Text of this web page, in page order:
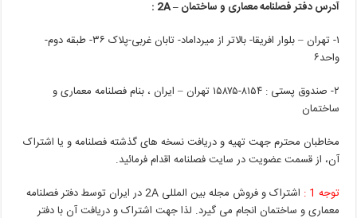
آدرس دفتر فصلنامه معماری و ساختمان – 2A :
۱- تهران – بلوار افریقا- بالاتر از میرداماد- تابان غربی-پلاک ۳۶- طبقه دوم-
واحد۶
۲- صندوق پستی : ۸۱۵۴-۱۵۸۷۵ تهران – ایران ، بنام فصلنامه معماری و
ساختمان
مخاطبان محترم جهت تهیه و دریافت نسخه های گذشته فصلنامه و یا اشتراک
آن، از قسمت عضویت در سایت فصلنامه اقدام فرمائید.
توجه 1 :
اشتراک و فروش مجله بین المللی 2A در ایران توسط دفتر فصلنامه
معماری و ساختمان انجام می گیرد. لذا جهت اشتراک و دریافت آن با دفتر